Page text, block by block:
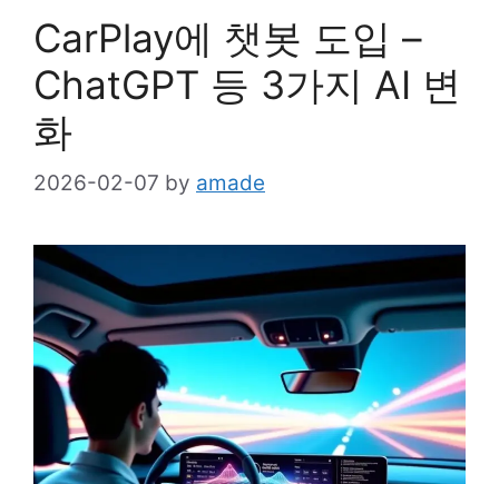
CarPlay에 챗봇 도입 –
ChatGPT 등 3가지 AI 변
화
2026-02-07 by amade